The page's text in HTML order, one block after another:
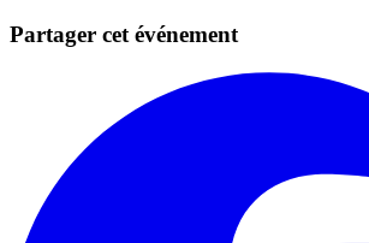
Partager cet événement